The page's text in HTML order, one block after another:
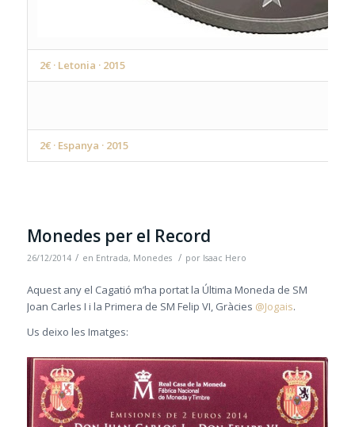
2€ · Letonia · 2015
2€ · Espanya · 2015
Monedes per el Record
26/12/2014 / en Entrada, Monedes / por Isaac Hero
Aquest any el Cagatió m’ha portat la Última Moneda de SM
Joan Carles I i la Primera de SM Felip VI, Gràcies @Jogais.
Us deixo les Imatges: